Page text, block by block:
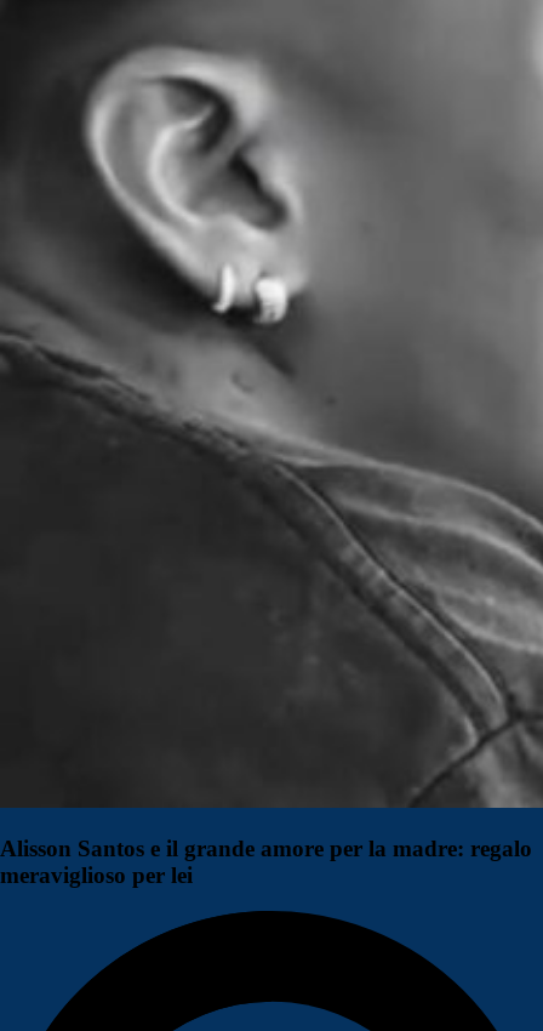
Alisson Santos e il grande amore per la madre: regalo
meraviglioso per lei